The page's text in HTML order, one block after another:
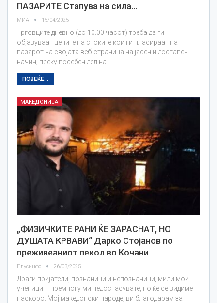
ПАЗАРИТЕ Стапува на сила…
МИА 15/04/2025
Трговците дневно (до 10.00 часот) треба да ги
објавуваат цените на стоките кои ги пласираат на
пазарот на својата веб-страница на јасен и достапен
начин, преку посебен дел на…
ПОВЕЌЕ...
МАКЕДОНИЈА
„ФИЗИЧКИТЕ РАНИ ЌЕ ЗАРАСНАТ, НО
ДУШАТА КРВАВИ“ Дарко Стојанов по
преживеаниот пекол во Кочани
Плусинфо 26/03/2025
Драги пријатели, познаници и непознаници, мили мои
ученици – премногу ми недостасувате, но ќе се видиме
наскоро. Моj македонски народе, ви благодарам за